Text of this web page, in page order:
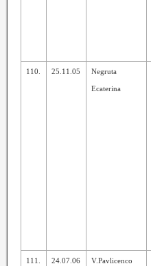
110. 25.11.05 Negruta
Ecaterina
111. 24.07.06 V.Pavlicenco